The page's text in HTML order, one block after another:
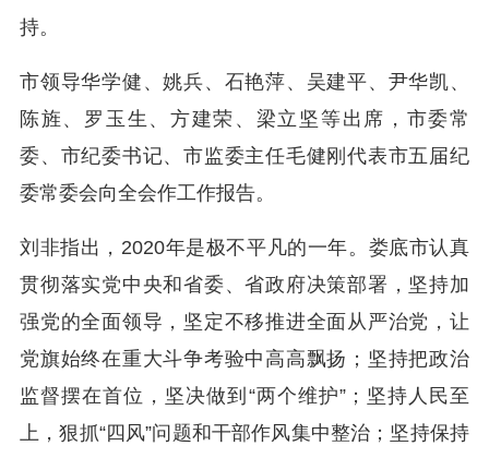
持。
市领导华学健、姚兵、石艳萍、吴建平、尹华凯、
陈旌、罗玉生、方建荣、梁立坚等出席，市委常
委、市纪委书记、市监委主任毛健刚代表市五届纪
委常委会向全会作工作报告。
刘非指出，2020年是极不平凡的一年。娄底市认真
贯彻落实党中央和省委、省政府决策部署，坚持加
强党的全面领导，坚定不移推进全面从严治党，让
党旗始终在重大斗争考验中高高飘扬；坚持把政治
监督摆在首位，坚决做到“两个维护”；坚持人民至
上，狠抓“四风”问题和干部作风集中整治；坚持保持